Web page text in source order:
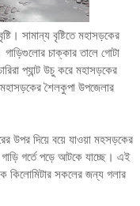
সামান্য বৃষ্টিতে মহাসড়কের
চাক্কার তালে গোটা
প্যান্ট উচু করে মহাসড়কের
শৈলকুপা উপজেলার
উপর দিয়ে বয়ে যাওয়া মহসড়কের
গর্তে পড়ে আটকে যাচ্ছে। এই
কিলোমিটার সকলের জন্য গলার